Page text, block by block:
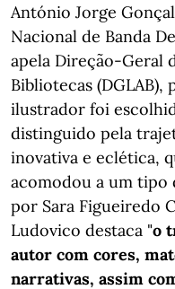
António Jorge
Nacional de Banda
apela Direção-Geral
Bibliotecas (DGLAB),
ilustrador foi
distinguido pela
inovativa e eclética,
acomodou a um tipo
por Sara Figueiredo
Ludovico destaca "o
autor com cores,
narrativas, assim